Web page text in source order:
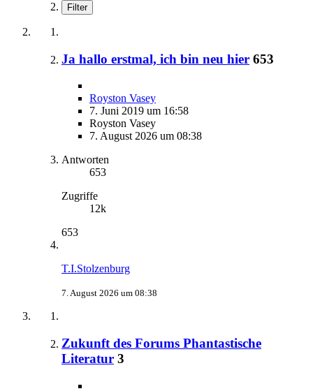
Filter
Ja hallo erstmal, ich bin neu hier 653
Royston Vasey
7. Juni 2019 um 16:58
Royston Vasey
7. August 2026 um 08:38
Antworten
653
Zugriffe
12k
653
T.I.Stolzenburg
7. August 2026 um 08:38
Zukunft des Forums Phantastische
Literatur 3